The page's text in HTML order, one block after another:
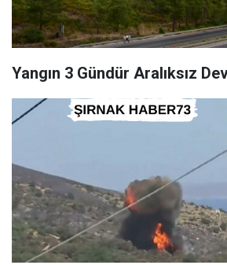
Yangın 3 Gündür Aralıksız